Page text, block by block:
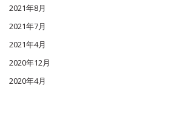
2021年8月
2021年7月
2021年4月
2020年12月
2020年4月